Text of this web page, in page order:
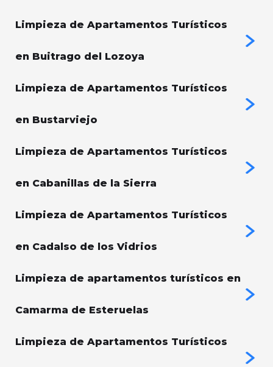
Limpieza de Apartamentos Turísticos
en Buitrago del Lozoya
Limpieza de Apartamentos Turísticos
en Bustarviejo
Limpieza de Apartamentos Turísticos
en Cabanillas de la Sierra
Limpieza de Apartamentos Turísticos
en Cadalso de los Vidrios
Limpieza de apartamentos turísticos en
Camarma de Esteruelas
Limpieza de Apartamentos Turísticos